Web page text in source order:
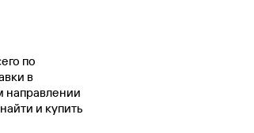
по
в
направлении
и купить